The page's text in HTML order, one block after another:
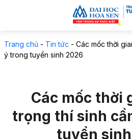
Trang chủ - Tin tức - Các mốc thời
ý trong tuyển sinh 2026
Các mốc thời
trọng thí sinh
tuyển